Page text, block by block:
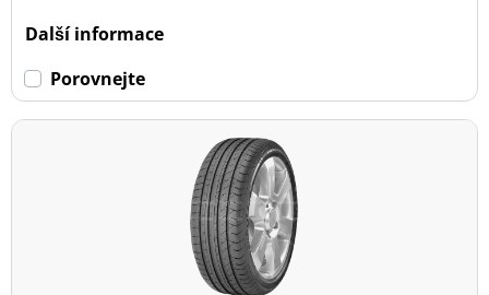
Další informace
Porovnejte